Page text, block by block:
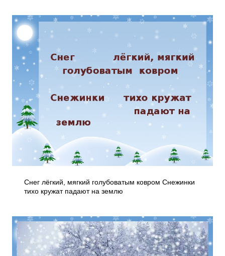
Снег лёгкий, мягкий голубоватым ковром Снежинки
тихо кружат падают на землю